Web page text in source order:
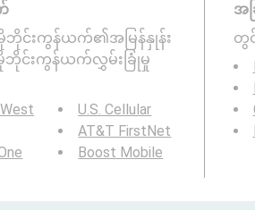
မိုဘိုင်းကွန်ယက်၏အမြန်နှုန်း
ဘိုင်းကွန်ယက်လွှမ်းခြုံမှု
U.S. Cellular
AT&T FirstNet
Boost Mobile
အခ
တွ